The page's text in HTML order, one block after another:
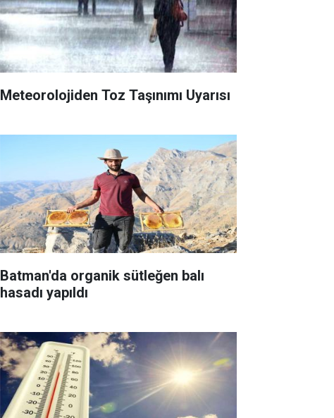
Meteorolojiden Toz Taşınımı Uyarısı
Batman'da organik sütleğen balı
hasadı yapıldı